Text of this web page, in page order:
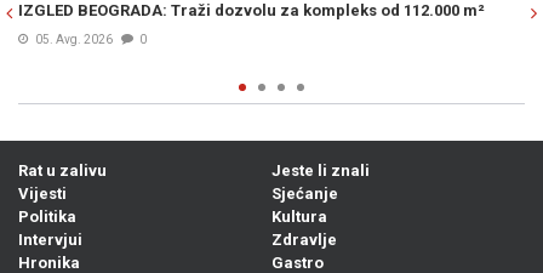
BEOGRADA: Traži dozvolu za kompleks od 112.000 m²
2026 0
je krizu
Rat u zalivu
Vijesti
Politika
Intervjui
Hronika
Jeste li znali
Sjećanje
Kultura
Zdravlje
Gastro